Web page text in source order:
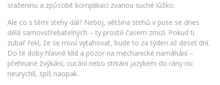
sraženinu a způsobit komplikaci zvanou suché lůžko.
Ale co s těmi stehy dál? Neboj, většina stehů v puse se dnes
dělá samovstřebatelných – ty prostě časem zmizí. Pokud ti
zubař řekl, že se musí vytahovat, bude to za týden až deset dní.
Do té doby hlavně klid a pozor na mechanické namáhání –
přehnané žvýkání, cucání nebo strkání jazykem do rány nic
neurychlí, spíš naopak.